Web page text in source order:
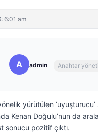
6:01 am
A admin Anahtar
yürütülen ‘uyuşturucu’
Kenan Doğulu’nun da
sonucu pozitif çıktı.